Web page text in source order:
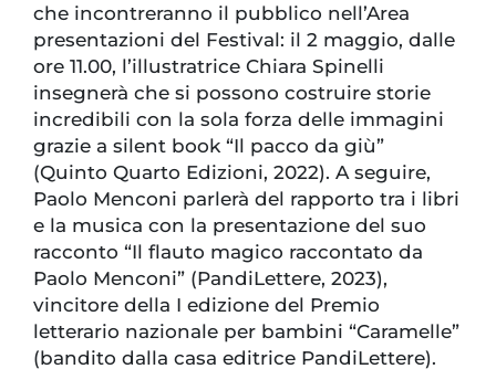
che incontreranno il pubblico nell’Area
presentazioni del Festival: il 2 maggio, dalle
ore 11.00, l’illustratrice Chiara Spinelli
insegnerà che si possono costruire storie
incredibili con la sola forza delle immagini
grazie a silent book “Il pacco da giù”
(Quinto Quarto Edizioni, 2022). A seguire,
Paolo Menconi parlerà del rapporto tra i libri
e la musica con la presentazione del suo
racconto “Il flauto magico raccontato da
Paolo Menconi” (PandiLettere, 2023),
vincitore della I edizione del Premio
letterario nazionale per bambini “Caramelle”
(bandito dalla casa editrice PandiLettere).